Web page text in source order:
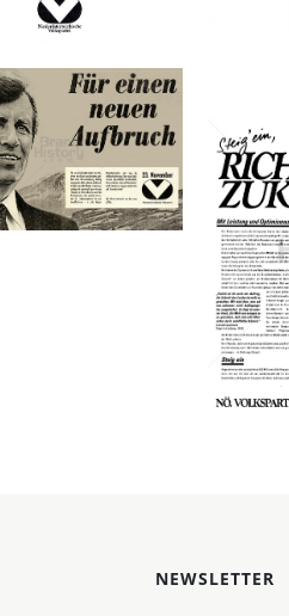
1983
ÖVP -
Bild-ID: 73261
NEWSLETTER